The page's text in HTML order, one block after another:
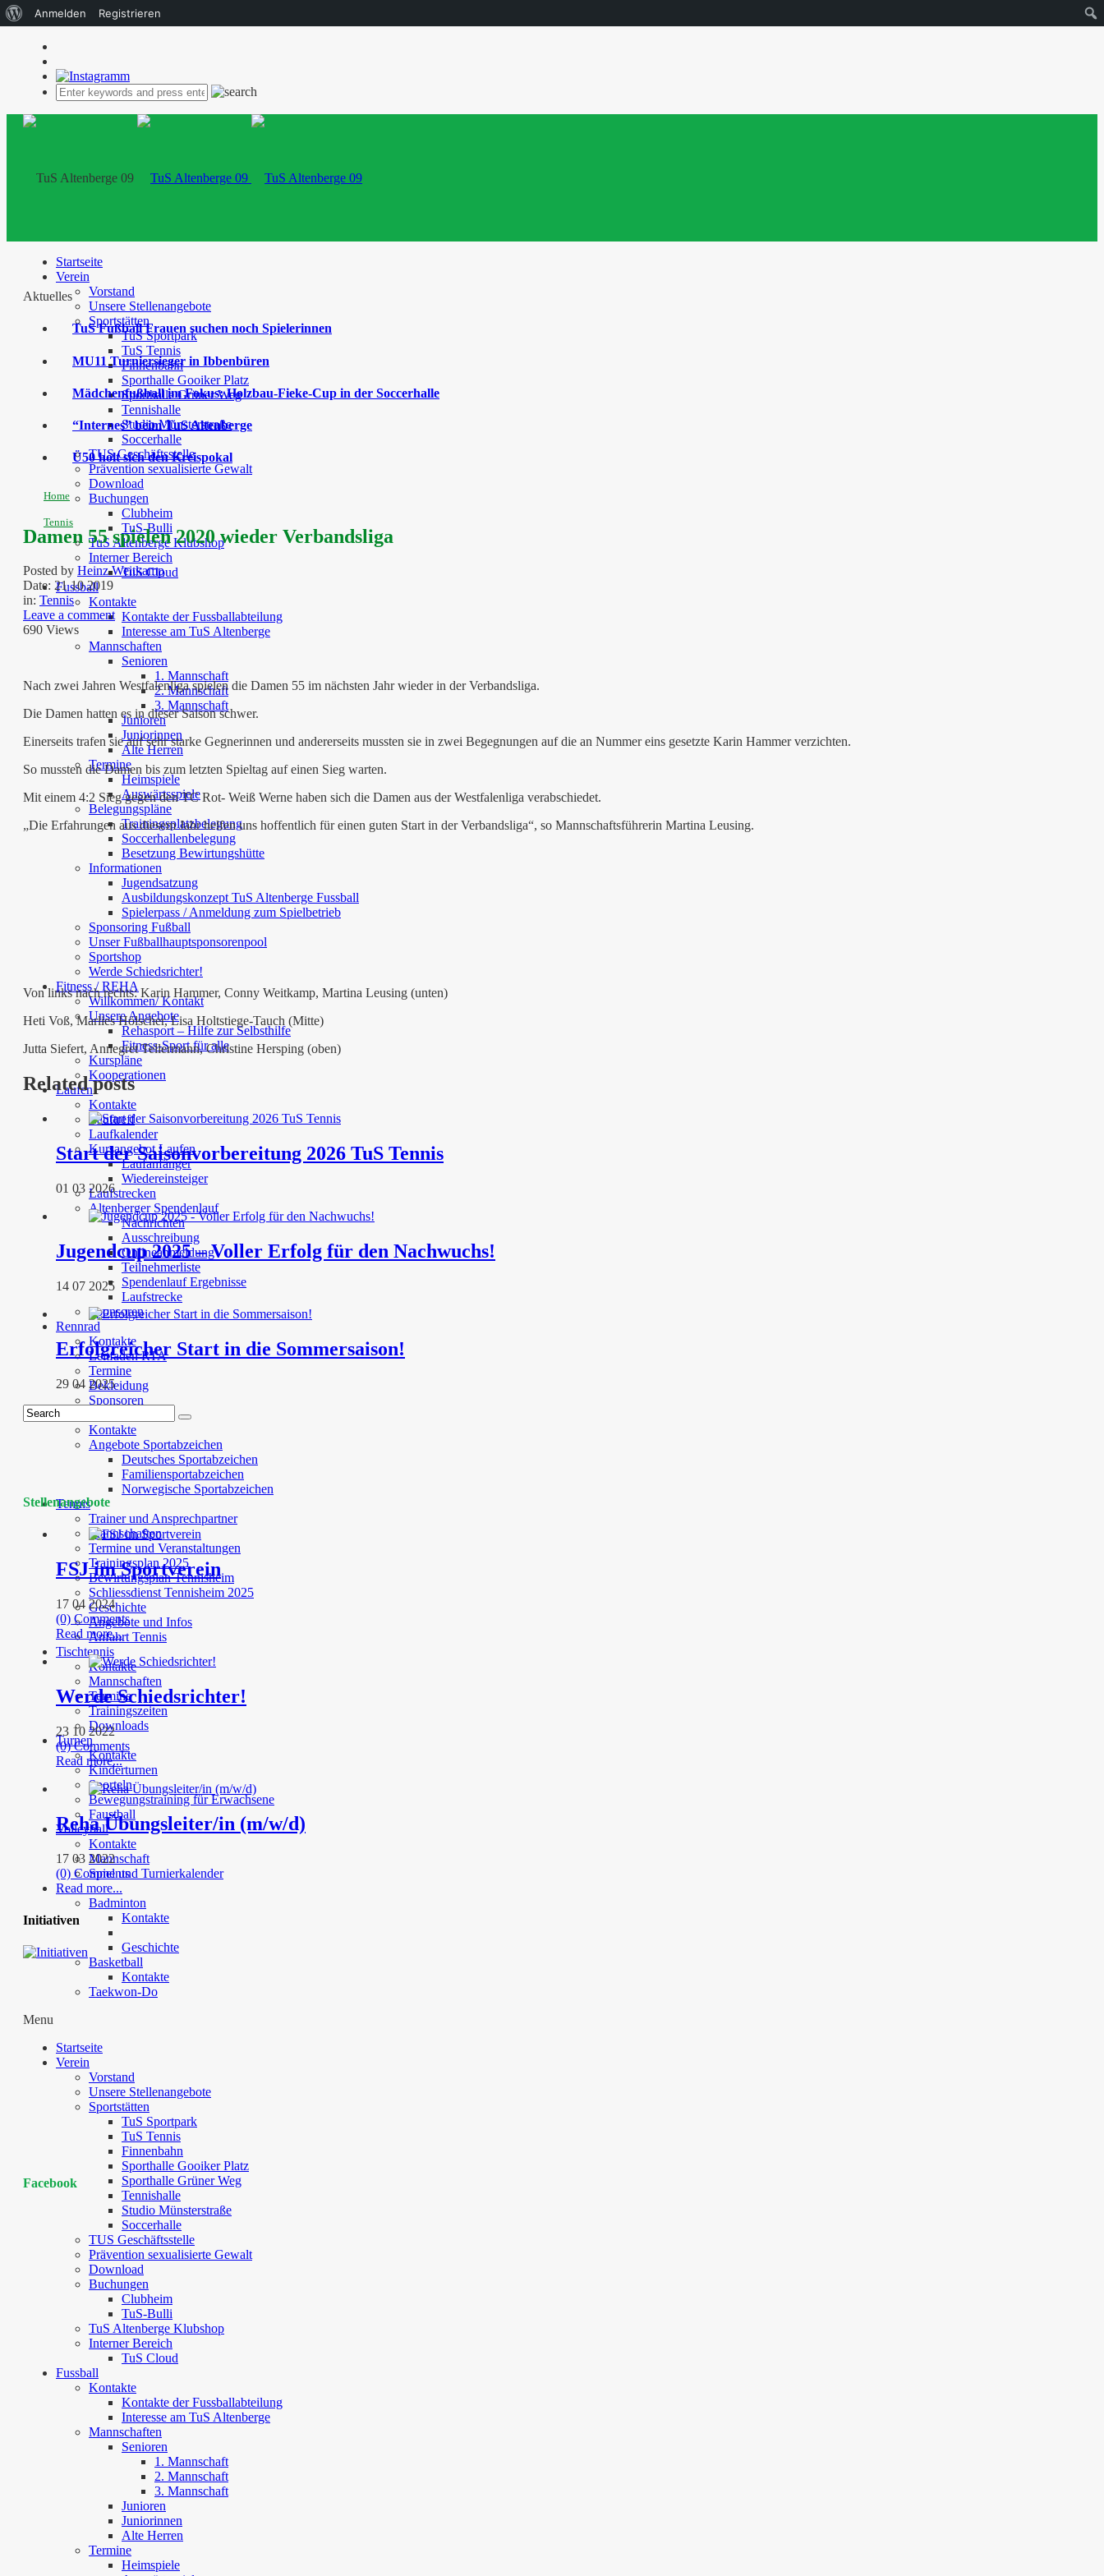
Startseite
Verein
Vorstand
Unsere Stellenangebote
Sportstätten
TuS Sportpark
TuS Tennis
Finnenbahn
Sporthalle Gooiker Platz
Sporthalle Grüner Weg
Tennishalle
Studio Münsterstraße
Soccerhalle
TUS Geschäftsstelle
Prävention sexualisierte Gewalt
Download
Buchungen
Clubheim
TuS-Bulli
TuS Altenberge Klubshop
Interner Bereich
TuS Cloud
Fussball
Kontakte
Kontakte der Fussballabteilung
Interesse am TuS Altenberge
Mannschaften
Senioren
1. Mannschaft
2. Mannschaft
3. Mannschaft
Junioren
Juniorinnen
Alte Herren
Termine
Heimspiele
Auswärtsspiele
Belegungspläne
Trainingsplatzbelegung
Soccerhallenbelegung
Besetzung Bewirtungshütte
Informationen
Jugendsatzung
Ausbildungskonzept TuS Altenberge Fussball
Spielerpass / Anmeldung zum Spielbetrieb
Sponsoring Fußball
Unser Fußballhauptsponsorenpool
Sportshop
Werde Schiedsrichter!
Fitness / REHA
Willkommen/ Kontakt
Unsere Angebote
Rehasport – Hilfe zur Selbsthilfe
Fitness-Sport für alle
Kurspläne
Kooperationen
Laufen
Kontakte
Lauftreff
Laufkalender
Kursangebot Laufen
Laufanfänger
Wiedereinsteiger
Laufstrecken
Altenberger Spendenlauf
Nachrichten
Ausschreibung
Onlineanmeldung
Teilnehmerliste
Spendenlauf Ergebnisse
Laufstrecke
Sponsoren
Rennrad
Kontakte
Leitfaden RTA
Termine
Bekleidung
Sponsoren
Sportabzeichen
Kontakte
Angebote Sportabzeichen
Deutsches Sportabzeichen
Familiensportabzeichen
Norwegische Sportabzeichen
Tennis
Trainer und Ansprechpartner
Mannschaften
Termine und Veranstaltungen
Trainingsplan 2025
Bewirtungsplan Tennisheim
Schliessdienst Tennisheim 2025
Geschichte
Angebote und Infos
Anfahrt Tennis
Tischtennis
Kontakte
Mannschaften
Termine
Trainingszeiten
Downloads
Turnen
Kontakte
Kinderturnen
Sporteln
Bewegungstraining für Erwachsene
Faustball
Volleyball
Kontakte
Mannschaft
Spiel und Turnierkalender
…
Badminton
Kontakte
Geschichte
Basketball
Kontakte
Taekwon-Do
Menu
Startseite
Verein
Vorstand
Unsere Stellenangebote
Sportstätten
TuS Sportpark
TuS Tennis
Finnenbahn
Sporthalle Gooiker Platz
Sporthalle Grüner Weg
Tennishalle
Studio Münsterstraße
Soccerhalle
TUS Geschäftsstelle
Prävention sexualisierte Gewalt
Download
Buchungen
Clubheim
TuS-Bulli
TuS Altenberge Klubshop
Interner Bereich
TuS Cloud
Fussball
Kontakte
Kontakte der Fussballabteilung
Interesse am TuS Altenberge
Mannschaften
Senioren
1. Mannschaft
2. Mannschaft
3. Mannschaft
Junioren
Juniorinnen
Alte Herren
Termine
Heimspiele
Aktuelles
TuS Fußball Frauen suchen noch Spielerinnen
MU11 Turniersieger in Ibbenbüren
Mädchenfußball im Fokus: Holzbau-Fieke-Cup in der Soccerhalle
“Internes” beim TuS Altenberge
Ü50 holt sich den Kreispokal
Home
Tennis
Damen 55 spielen 2020 wieder Verbandsliga
Posted by Heinz Weitkamp
Date: 21 10 2019
in: Tennis
Leave a comment
690 Views
Nach zwei Jahren Westfalenliga spielen die Damen 55 im nächsten Jahr wieder in der Verbandsliga.
Die Damen hatten es in dieser Saison schwer.
Einerseits trafen sie auf sehr starke Gegnerinnen und andererseits mussten sie in zwei Begegnungen auf die an Nummer eins gesetzte Karin Hammer verzichten.
So mussten die Damen bis zum letzten Spieltag auf einen Sieg warten.
Mit einem 4:2 Sieg gegen den TC Rot- Weiß Werne haben sich die Damen aus der Westfalenliga verabschiedet.
„Die Erfahrungen aus diesem Jahr helfen uns hoffentlich für einen guten Start in der Verbandsliga“, so Mannschaftsführerin Martina Leusing.
Von links nach rechts: Karin Hammer, Conny Weitkamp, Martina Leusing (unten)
Heti Voß, Marlies Hölscher, Lisa Holtstiege-Tauch (Mitte)
Jutta Siefert, Annegret Tellermann, Christine Hersping (oben)
Related posts
Start der Saisonvorbereitung 2026 TuS Tennis
01 03 2026
Jugendcup 2025 – Voller Erfolg für den Nachwuchs!
14 07 2025
Erfolgreicher Start in die Sommersaison!
29 04 2025
Stellenangebote
FSJ im Sportverein
17 04 2024
(0) Comments
Read more...
Werde Schiedsrichter!
23 10 2022
(0) Comments
Read more...
Reha Übungsleiter/in (m/w/d)
17 03 2022
(0) Comments
Read more...
Initiativen
Facebook
Über
Anmelden Registrieren